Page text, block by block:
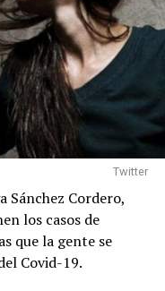
Twitter
Sánchez Cordero,
los casos de
que la gente se
Covid-19.